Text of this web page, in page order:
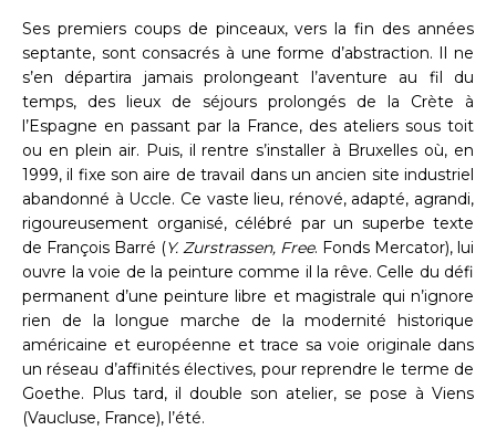
Ses premiers coups de pinceaux, vers la fin des années
septante, sont consacrés à une forme d’abstraction. Il ne
s’en départira jamais prolongeant l’aventure au fil du
temps, des lieux de séjours prolongés de la Crète à
l’Espagne en passant par la France, des ateliers sous toit
ou en plein air. Puis, il rentre s’installer à Bruxelles où, en
1999, il fixe son aire de travail dans un ancien site industriel
abandonné à Uccle. Ce vaste lieu, rénové, adapté, agrandi,
rigoureusement organisé, célébré par un superbe texte
de François Barré (Y. Zurstrassen, Free. Fonds Mercator), lui
ouvre la voie de la peinture comme il la rêve. Celle du défi
permanent d’une peinture libre et magistrale qui n’ignore
rien de la longue marche de la modernité historique
américaine et européenne et trace sa voie originale dans
un réseau d’affinités électives, pour reprendre le terme de
Goethe. Plus tard, il double son atelier, se pose à Viens
(Vaucluse, France), l’été.